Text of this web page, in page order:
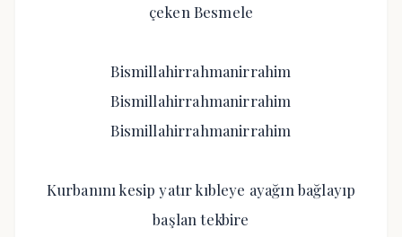
çeken Besmele
Bismillahirrahmanirrahim
Bismillahirrahmanirrahim
Bismillahirrahmanirrahim
Kurbanını kesip yatır kıbleye ayağın bağlayıp
başlan tekbire